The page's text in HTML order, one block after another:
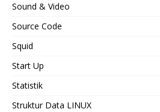
Sound & Video
Source Code
Squid
Start Up
Statistik
Struktur Data LINUX